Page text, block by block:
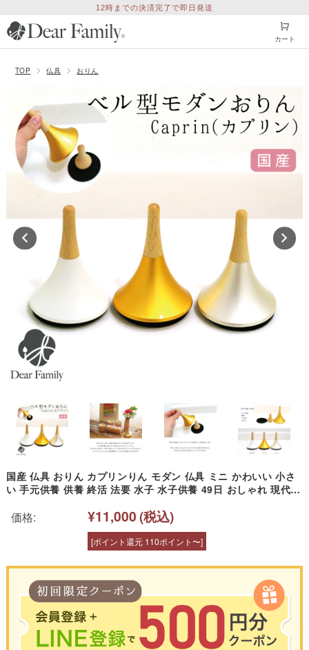
12時までの決済完了で即日発送
カート
TOP 仏具 おりん
国産 仏具 おりん カプリンりん モダン 仏具 ミニ かわいい 小さ
い 手元供養 供養 終活 法要 水子 水子供養 49日 おしゃれ 現代
価格: ¥11,000(税込)
[ポイント還元 110ポイント〜]